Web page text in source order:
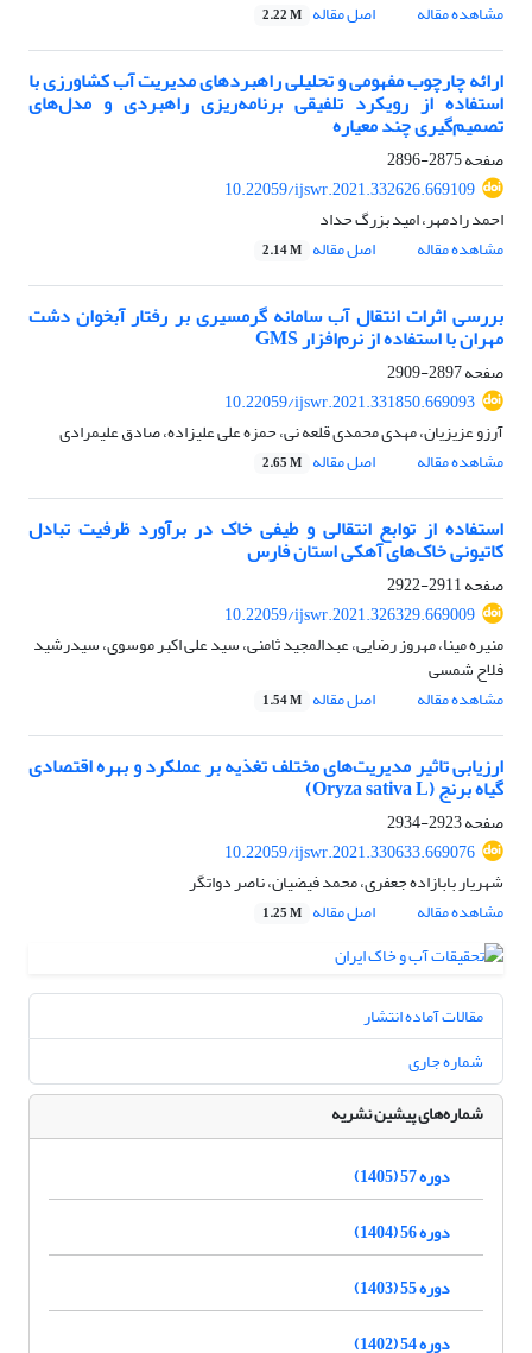
مشاهده مقاله
اصل مقاله 2.22 M
ارائه چارچوب مفهومی و تحلیلی راهبردهای مدیریت آب کشاورزی با
استفاده از رویکرد تلفیقی برنامه‌ریزی راهبردی و مدل‌های
تصمیم‌گیری چند معیاره
صفحه2875-2896
10.22059/ijswr.2021.332626.669109
احمد رادمهر، امید بزرگ حداد
مشاهده مقاله
اصل مقاله 2.14 M
بررسی اثرات انتقال آب سامانه گرمسیری بر رفتار آبخوان دشت
مهران با استفاده از نرم‌افزار GMS
صفحه2897-2909
10.22059/ijswr.2021.331850.669093
آرزو عزیزیان، مهدی محمدی قلعه نی، حمزه علی علیزاده، صادق علیمرادی
مشاهده مقاله
اصل مقاله 2.65 M
استفاده از توابع انتقالی و طیفی خاک در برآورد ظرفیت تبادل
کاتیونی خاک‌های آهکی استان فارس
صفحه2911-2922
10.22059/ijswr.2021.326329.669009
منیره مینا، مهروز رضایی، عبدالمجید ثامنی، سید علی اکبر موسوی، سیدرشید
فلاح شمسی
مشاهده مقاله
اصل مقاله 1.54 M
ارزیابی تاثیر مدیریت‌های مختلف تغذیه بر عملکرد و بهره اقتصادی
گیاه برنج (Oryza sativa L)
صفحه2923-2934
10.22059/ijswr.2021.330633.669076
شهریار بابازاده جعفری، محمد فیضیان، ناصر دواتگر
مشاهده مقاله
اصل مقاله 1.25 M
مقالات آماده انتشار
شماره جاری
شماره‌های پیشین نشریه
دوره 57 (1405)
دوره 56 (1404)
دوره 55 (1403)
دوره 54 (1402)